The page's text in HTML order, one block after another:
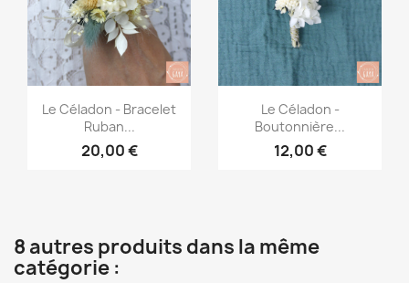
Aperçu rapide
Le Céladon - Bracelet
Ruban...
20,00 €
Aperçu rapide
Le Céladon -
Boutonnière...
12,00 €
8 autres produits dans la même
catégorie :